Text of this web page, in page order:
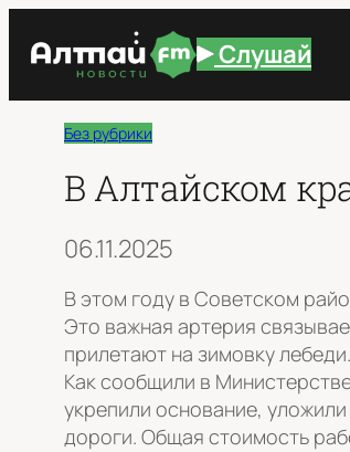
Слушай
Без рубрики
В Алтайском
06.11.2025
В этом году в Советском
Это важная артерия
прилетают на зимовку лебеди.
Как сообщили в
укрепили основание,
дороги. Общая стоимость